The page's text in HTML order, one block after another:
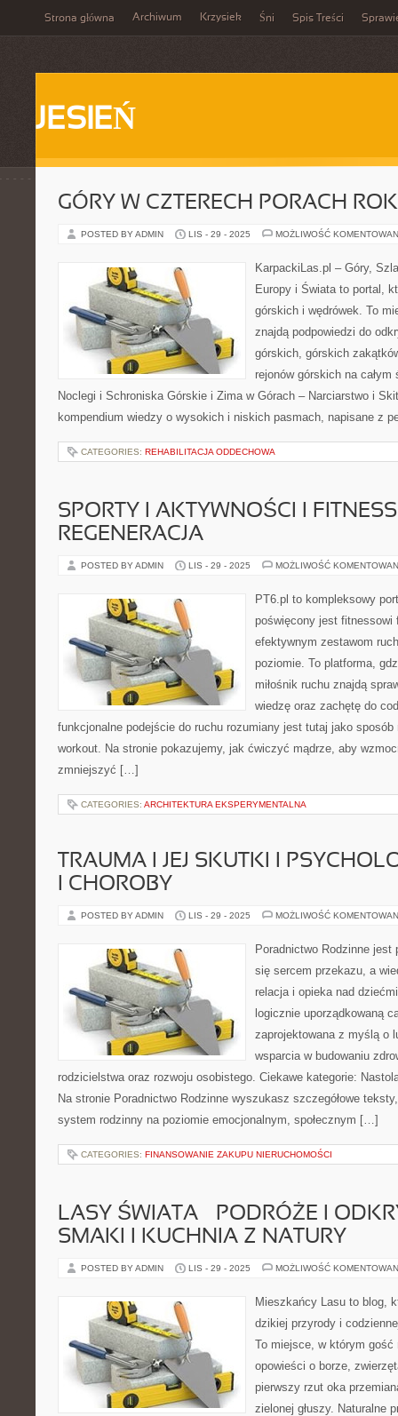
Strona główna Archiwum Krzysiek Śni Spis Treści
JESIEŃ
GÓRY W CZTERECH PORACH
POSTED BY ADMIN LIS - 29 - 2025 MOŻLIWOŚĆ
KarpackiLas.pl – Góry,
Europy i Świata to portal,
górskich i wędrówek. To
znajdą podpowiedzi do
górskich, górskich
rejonów górskich na
Noclegi i Schroniska Górskie i Zima w Górach – Narciarstwo i
kompendium wiedzy o wysokich i niskich pasmach, napisane z
CATEGORIES: REHABILITACJA ODDECHOWA
SPORTY I AKTYWNOŚCI I
REGENERACJA
POSTED BY ADMIN LIS - 29 - 2025 MOŻLIWOŚĆ
PT6.pl to kompleksowy
poświęcony jest fitnessowi
efektywnym zestawom
poziomie. To platforma,
miłośnik ruchu znajdą
wiedzę oraz zachętę do
funkcjonalne podejście do ruchu rozumiany jest tutaj jako
workout. Na stronie pokazujemy, jak ćwiczyć mądrze, aby
zmniejszyć […]
CATEGORIES: ARCHITEKTURA EKSPERYMENTALNA
TRAUMA I JEJ SKUTKI I
I CHOROBY
POSTED BY ADMIN LIS - 29 - 2025 MOŻLIWOŚĆ
Poradnictwo Rodzinne
się sercem przekazu, a
relacja i opieka nad
logicznie uporządkowaną
zaprojektowana z myślą o
wsparcia w budowaniu
rodzicielstwa oraz rozwoju osobistego. Ciekawe kategorie:
Na stronie Poradnictwo Rodzinne wyszukasz szczegółowe
system rodzinny na poziomie emocjonalnym, społecznym […]
CATEGORIES: FINANSOWANIE ZAKUPU NIERUCHOMOŚCI
LASY ŚWIATA – PODRÓŻE I
SMAKI I KUCHNIA Z NATURY
POSTED BY ADMIN LIS - 29 - 2025 MOŻLIWOŚĆ
Mieszkańcy Lasu to blog,
dzikiej przyrody i
To miejsce, w którym
opowieści o borze,
pierwszy rzut oka
zielonej głuszy. Naturalne